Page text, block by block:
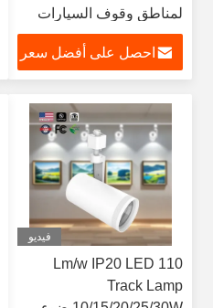
لمناطق وقوف السيارات
طرق الدخول محطات
التحميل والممرات
احصل على أفضل سعر
فيديو
110 Lm/w IP20 LED
Track Lamp